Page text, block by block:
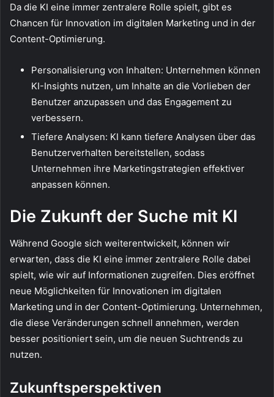
Da die KI eine immer zentralere Rolle spielt, gibt es
Chancen für Innovation im digitalen Marketing und in der
Content-Optimierung.
Personalisierung von Inhalten: Unternehmen können
KI-Insights nutzen, um Inhalte an die Vorlieben der
Benutzer anzupassen und das Engagement zu
verbessern.
Tiefere Analysen: KI kann tiefere Analysen über das
Benutzerverhalten bereitstellen, sodass
Unternehmen ihre Marketingstrategien effektiver
anpassen können.
Die Zukunft der Suche mit KI
Während Google sich weiterentwickelt, können wir
erwarten, dass die KI eine immer zentralere Rolle dabei
spielt, wie wir auf Informationen zugreifen. Dies eröffnet
neue Möglichkeiten für Innovationen im digitalen
Marketing und in der Content-Optimierung. Unternehmen,
die diese Veränderungen schnell annehmen, werden
besser positioniert sein, um die neuen Suchtrends zu
nutzen.
Zukunftsperspektiven